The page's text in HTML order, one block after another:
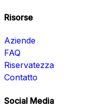
Risorse
Aziende
FAQ
Riservatezza
Contatto
Social Media